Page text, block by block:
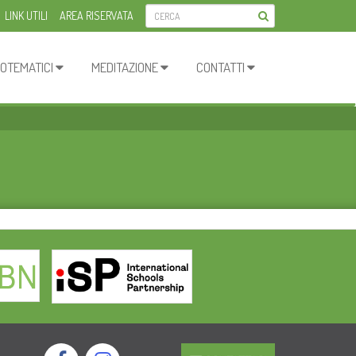
AREA RISERVATA
LINK UTILI
MEDITAZIONE CONTATTI